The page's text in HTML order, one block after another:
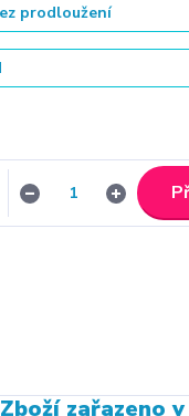
Zboží zařazeno